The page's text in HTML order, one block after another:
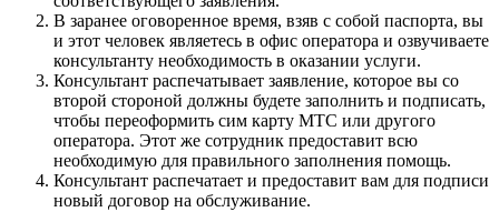
В заранее оговоренное время, взяв с собой паспорта, вы
и этот человек являетесь в офис оператора и озвучиваете
консультанту необходимость в оказании услуги.
Консультант распечатывает заявление, которое вы со
второй стороной должны будете заполнить и подписать,
чтобы переоформить сим карту МТС или другого
оператора. Этот же сотрудник предоставит всю
необходимую для правильного заполнения помощь.
Консультант распечатает и предоставит вам для подписи
новый договор на обслуживание.